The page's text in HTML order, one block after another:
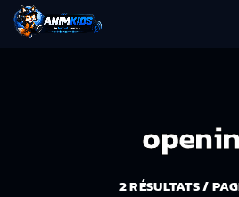
2 RÉSULTATS /